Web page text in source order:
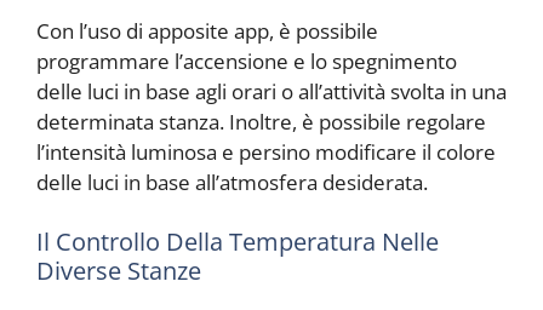
Con l’uso di apposite app, è possibile
programmare l’accensione e lo spegnimento
delle luci in base agli orari o all’attività svolta in una
determinata stanza. Inoltre, è possibile regolare
l’intensità luminosa e persino modificare il colore
delle luci in base all’atmosfera desiderata.
Il Controllo Della Temperatura Nelle
Diverse Stanze